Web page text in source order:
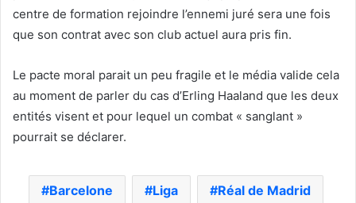
centre de formation rejoindre l’ennemi juré sera une fois
que son contrat avec son club actuel aura pris fin.
Le pacte moral parait un peu fragile et le média valide cela
au moment de parler du cas d’Erling Haaland que les deux
entités visent et pour lequel un combat « sanglant »
pourrait se déclarer.
Barcelone Liga Réal de Madrid